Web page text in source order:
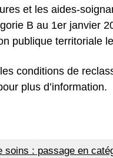
et les aides-
B au 1er janvier
publique territoriale
conditions de
plus d’information.
: passage en